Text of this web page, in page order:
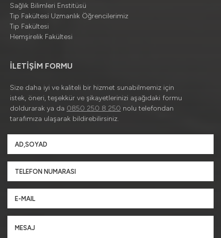
Sağlık Bilimleri Enstitüsü
Tıp Fakültesi Uzmanlık Öğrencilerimiz
Tıp Fakültesi
Hemşirelik Fakültesi
İLETİŞİM FORMU
Size daha iyi ve kaliteli bir hizmet sunabilmemiz için
istek, öneri, teşekkür ve şikayetlerinizi aşağıdaki formu
doldurarak ya da 0850 250 8 250 nolu telefondan
tarafımıza ulaşarak bildirebilirsiniz.